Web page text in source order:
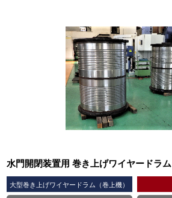
水門開閉装置用 巻き上げワイヤードラム
大型巻き上げワイヤードラム（巻上機）